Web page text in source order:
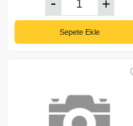
Sepete Ekle